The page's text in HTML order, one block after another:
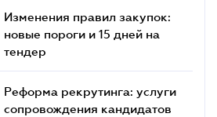
Изменения правил закупок:
новые пороги и 15 дней на
тендер
Реформа рекрутинга: услуги
сопровождения кандидатов